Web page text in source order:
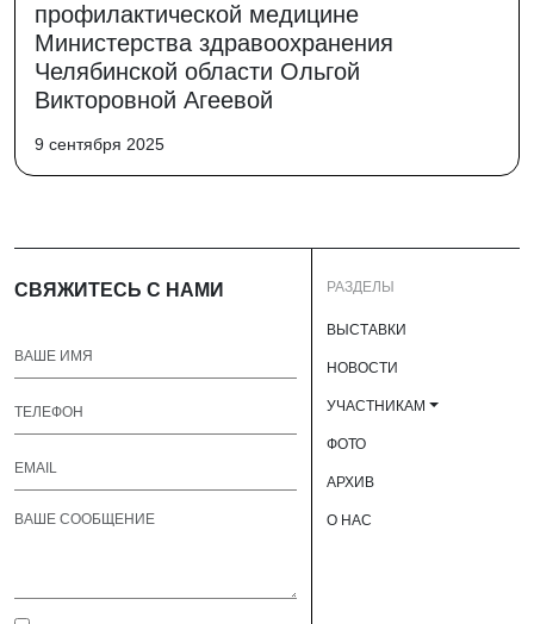
профилактической медицине
Министерства здравоохранения
Челябинской области Ольгой
Викторовной Агеевой
9 сентября 2025
СВЯЖИТЕСЬ С НАМИ РАЗДЕЛЫ
ВЫСТАВКИ
НОВОСТИ
УЧАСТНИКАМ
ФОТО
АРХИВ
О НАС